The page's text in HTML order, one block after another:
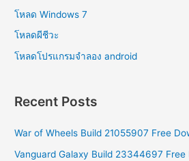
โหลด Windows 7
โหลดผีชีวะ
โหลดโปรแกรมจําลอง android
Recent Posts
War of Wheels Build 21055907 Free
Vanguard Galaxy Build 23344697 Free